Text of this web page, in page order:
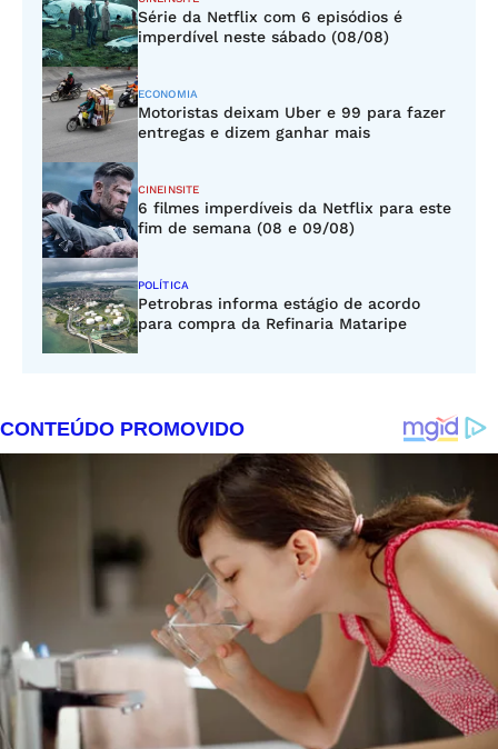
Série da Netflix com 6 episódios é
imperdível neste sábado (08/08)
ECONOMIA
Motoristas deixam Uber e 99 para fazer
entregas e dizem ganhar mais
CINEINSITE
6 filmes imperdíveis da Netflix para este
fim de semana (08 e 09/08)
POLÍTICA
Petrobras informa estágio de acordo
para compra da Refinaria Mataripe